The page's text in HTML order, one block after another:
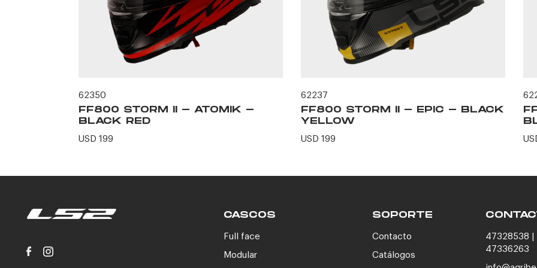
62350
FF800 STORM II - ATOMIK -
BLACK RED
USD 199
62237
FF800 STORM II - EPIC - BLACK
YELLOW
USD 199
CASCOS
Full face
Modular
SOPORTE
Contacto
Catálogos
47328538 |
47336263